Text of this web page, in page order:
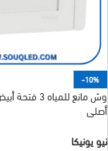
-10%
وش مانع
أصلي
نيو يونيكا